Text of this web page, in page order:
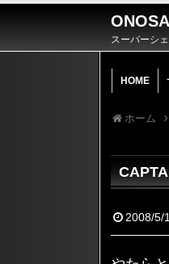
スーパーシ
HOME
ホーム
2008/5/